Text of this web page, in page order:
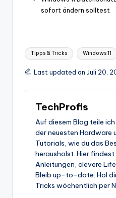
sofort ändern solltest
Tags:
Tipps & Tricks Windows 11
Last updated on Juli 20,
TechProfis
Auf diesem Blog teile
der neuesten Hardware
Tutorials, wie du das
herausholst. Hier
Anleitungen, clevere
Bleib up-to-date: Hol
Tricks wöchentlich per